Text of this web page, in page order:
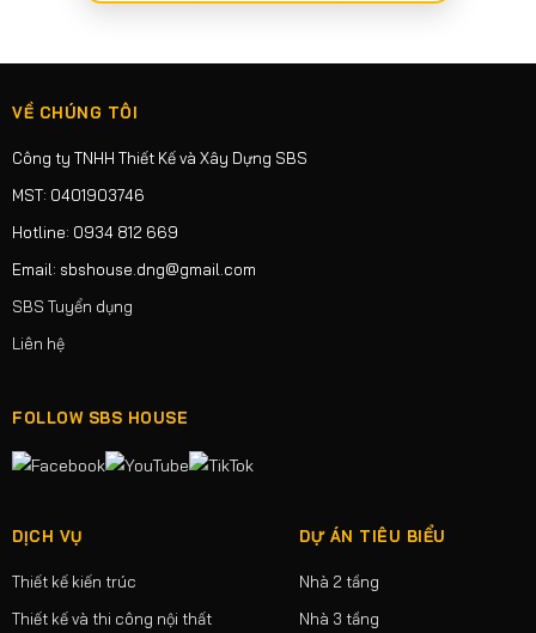
VỀ CHÚNG TÔI
Công ty TNHH Thiết Kế và Xây Dựng SBS
MST: 0401903746
Hotline: 0934 812 669
Email: sbshouse.dng@gmail.com
SBS Tuyển dụng
Liên hệ
FOLLOW SBS HOUSE
DỊCH VỤ
Thiết kế kiến trúc
Thiết kế và thi công nội thất
DỰ ÁN TIÊU BIỂU
Nhà 2 tầng
Nhà 3 tầng